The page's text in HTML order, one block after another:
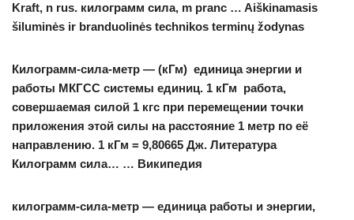
Kraft, n rus. килограмм сила, m pranc … Aiškinamasis
šiluminės ir branduolinės technikos terminų žodynas
Килограмм-сила-метр — (кГм) единица энергии и
работы МКГСС системы единиц. 1 кГм работа,
совершаемая силой 1 кгс при перемещении точки
приложения этой силы на расстояние 1 метр по её
направлению. 1 кГм = 9,80665 Дж. Литература
Килограмм сила… … Википедия
килограмм-сила-метр — единица работы и энергии,